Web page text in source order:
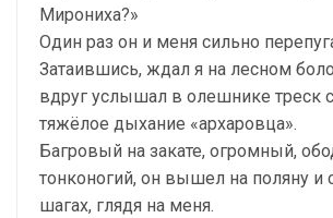
Мирониха?»
Один раз он и меня сильно
Затаившись, ждал я на лесном
вдруг услышал в олешнике треск
тяжёлое дыхание «архаровца».
Багровый на закате, огромный,
тонконогий, он вышел на поляну и
шагах, глядя на меня.